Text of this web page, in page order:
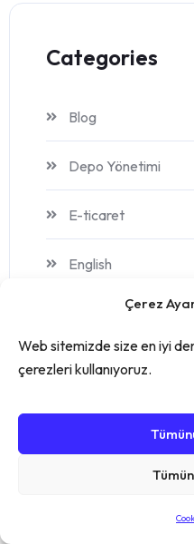
Çerez
Web sitemizde size en iyi
çerezleri kullanıyoruz.
Categories
Blog
Depo Yönetimi
E-ticaret
English
MRP Yazılımı
Sektörel Sözlük
stok yönetimi
Turkce